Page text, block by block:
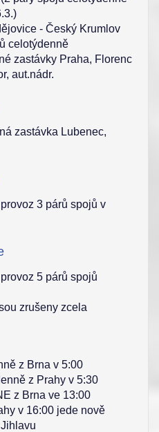
- Český Krumlov
celotýdenně
zastávky Praha, Florenc
aut.nádr.
zastávka Lubenec,
3 párů spojů v
5 párů spojů
zrušeny zcela
z Brna v 5:00
z Prahy v 5:30
z Brna ve 13:00
v 16:00 jede nově